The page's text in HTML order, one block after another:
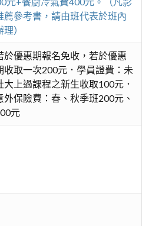
薦參考書，請由班代表於班內
）
於優惠期報名免收，若於優惠
收取一次200元．學員證費：未
大上過課程之新生收取100元．
外保險費：春、秋季班200元、
元